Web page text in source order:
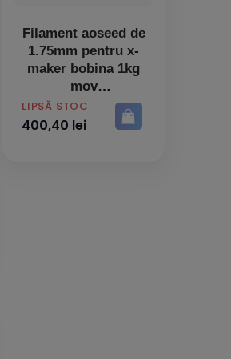
Filament aoseed de
1.75mm pentru x-
maker bobina 1kg
mov
PRET
LIPSĂ STOC
400,40 lei